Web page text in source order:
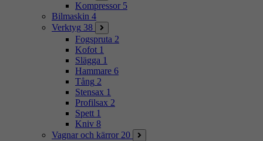
Kompressor 5
Bilmaskin 4
Verktyg 38
Fogspruta 2
Kofot 1
Slägga 1
Hammare 6
Tång 2
Stensax 1
Profilsax 2
Spett 1
Kniv 8
Vagnar och kärror 20